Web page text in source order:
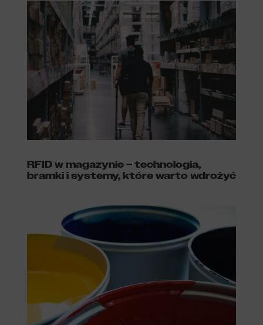
RFID w magazynie – technologia,
bramki i systemy, które warto wdrożyć